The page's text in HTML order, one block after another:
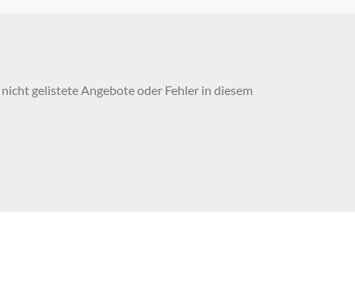
gelistete Angebote oder Fehler in diesem